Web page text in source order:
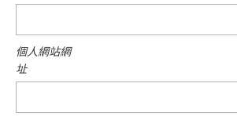
個人網站網
址